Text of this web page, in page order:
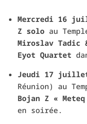
Mercredi 16
Z solo au
Miroslav Tadic
Eyot Quartet
Jeudi 17
Réunion) au
Bojan Z «
en soirée.